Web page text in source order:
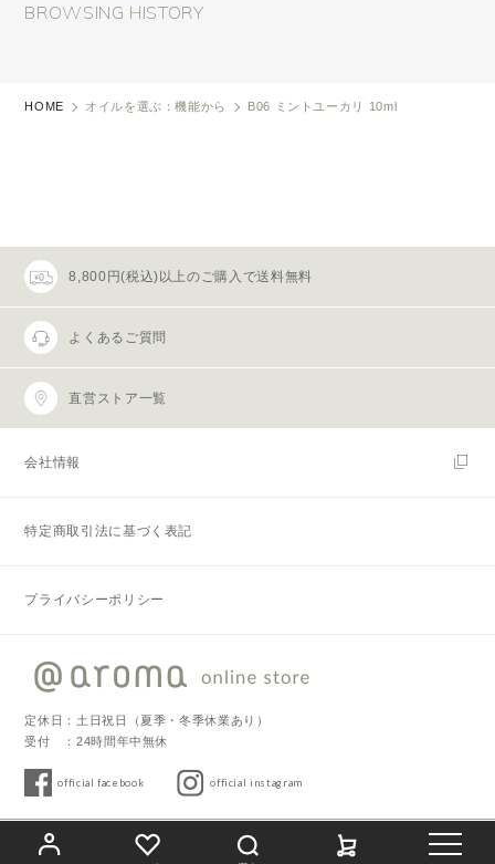
BROWSING HISTORY
HOME オイルを選ぶ：機能から B06 ミントユーカリ 10ml
8,800円(税込)以上のご購入で送料無料
よくあるご質問
直営ストア一覧
会社情報
特定商取引法に基づく表記
プライバシーポリシー
定休日：土日祝日（夏季・冬季休業あり）
受付 ：24時間年中無休
official facebook official instagram
Copyright © 2019 @aroma. All Rights Reserved.